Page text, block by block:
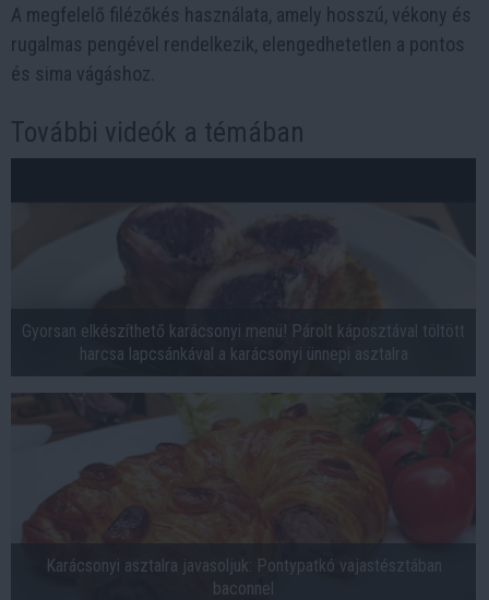
A megfelelő filézőkés használata, amely hosszú, vékony és
rugalmas pengével rendelkezik, elengedhetetlen a pontos
és sima vágáshoz.
További videók a témában
Gyorsan elkészíthető karácsonyi menü! Párolt káposztával töltött
harcsa lapcsánkával a karácsonyi ünnepi asztalra
Karácsonyi asztalra javasoljuk: Pontypatkó vajastésztában
baconnel